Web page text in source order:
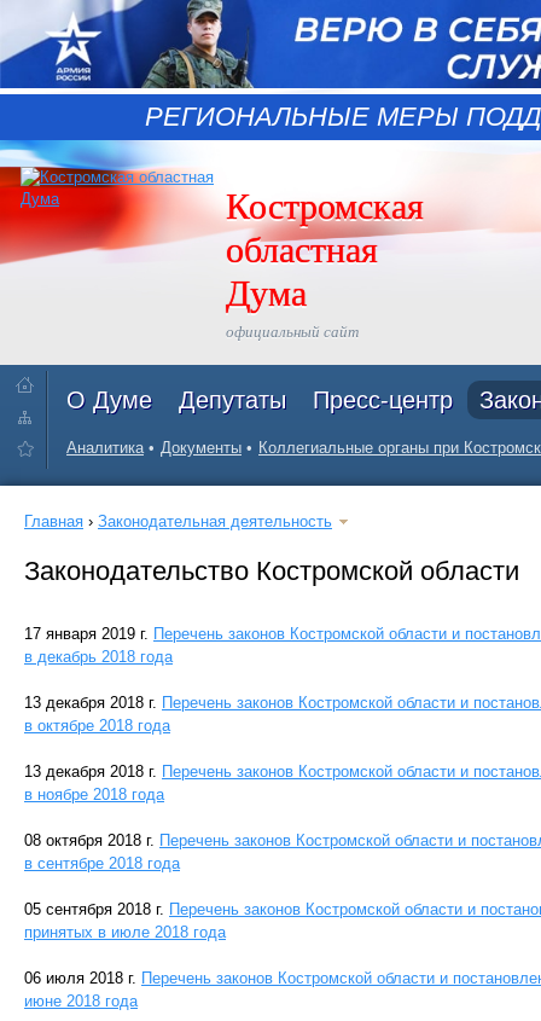
РЕГИОНАЛЬНЫЕ МЕРЫ
Костромская
областная
Дума
официальный сайт
О Думе Депутаты Пресс-центр
Аналитика Документы Коллегиальные органы при
Главная › Законодательная деятельность
Законодательство Костромской области
17 января 2019 г. Перечень законов Костромской области и
в декабрь 2018 года
13 декабря 2018 г. Перечень законов Костромской области и
в октябре 2018 года
13 декабря 2018 г. Перечень законов Костромской области и
в ноябре 2018 года
08 октября 2018 г. Перечень законов Костромской области и
в сентябре 2018 года
05 сентября 2018 г. Перечень законов Костромской области и
принятых в июле 2018 года
06 июля 2018 г. Перечень законов Костромской области и
июне 2018 года